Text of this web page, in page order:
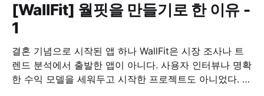
[WallFit] 월핏을 만들기로 한 이유 -
1
결혼 기념으로 시작된 앱 하나 WallFit은 시장 조사나 트
렌드 분석에서 출발한 앱이 아니다. 사용자 인터뷰나 명확
한 수익 모델을 세워두고 시작한 프로젝트도 아니었다. 시